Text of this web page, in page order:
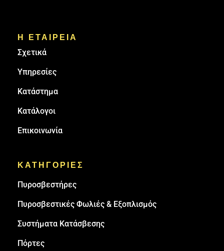
Η ΕΤΑΙΡΕΙΑ
Σχετικά
Υπηρεσίες
Κατάστημα
Κατάλογοι
Επικοινωνία
ΚΑΤΗΓΟΡΙΕΣ
Πυρoσβεστήρες
Πυροσβεστικές Φωλιές & Εξοπλισμός
Συστήματα Κατάσβεσης
Πόρτες